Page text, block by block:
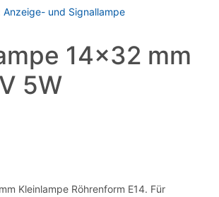
und Signallampe
14×32 mm
5W
Kleinlampe Röhrenform E14. Für